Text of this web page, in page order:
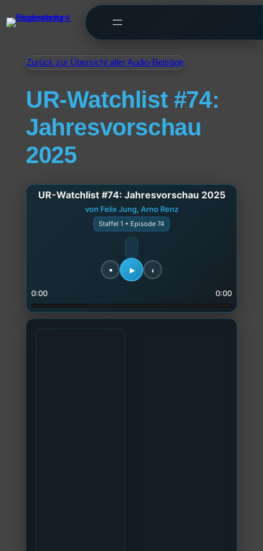
Zurück zur Übersicht aller Audio-Beiträge
UR-Watchlist #74:
Jahresvorschau
2025
UR-Watchlist #74: Jahresvorschau 2025
von Felix Jung, Arno Renz
Staffel 1 • Episode 74
0:00 0:00